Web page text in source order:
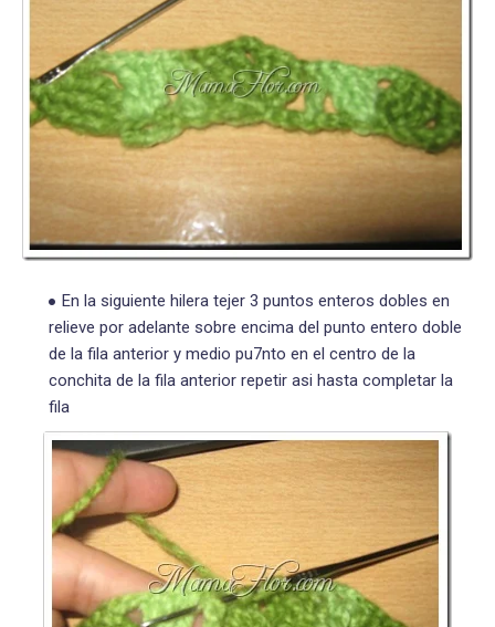
En la siguiente hilera tejer 3 puntos enteros dobles en
relieve por adelante sobre encima del punto entero doble
de la fila anterior y medio pu7nto en el centro de la
conchita de la fila anterior repetir asi hasta completar la
fila